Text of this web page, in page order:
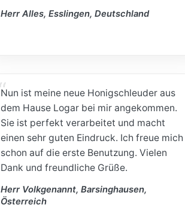
Herr Alles, Esslingen, Deutschland
Nun ist meine neue Honigschleuder aus
dem Hause Logar bei mir angekommen.
Sie ist perfekt verarbeitet und macht
einen sehr guten Eindruck. Ich freue mich
schon auf die erste Benutzung. Vielen
Dank und freundliche Grüße.
Herr Volkgenannt, Barsinghausen,
Österreich